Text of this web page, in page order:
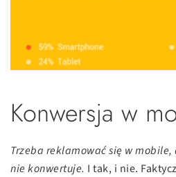
Konwersja w
Trzeba reklamować się w mobile,
nie konwertuje. I tak, i nie.